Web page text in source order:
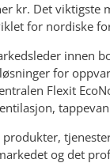
kr. Det viktigste
for nordiske
innen
for
Flexit
og det